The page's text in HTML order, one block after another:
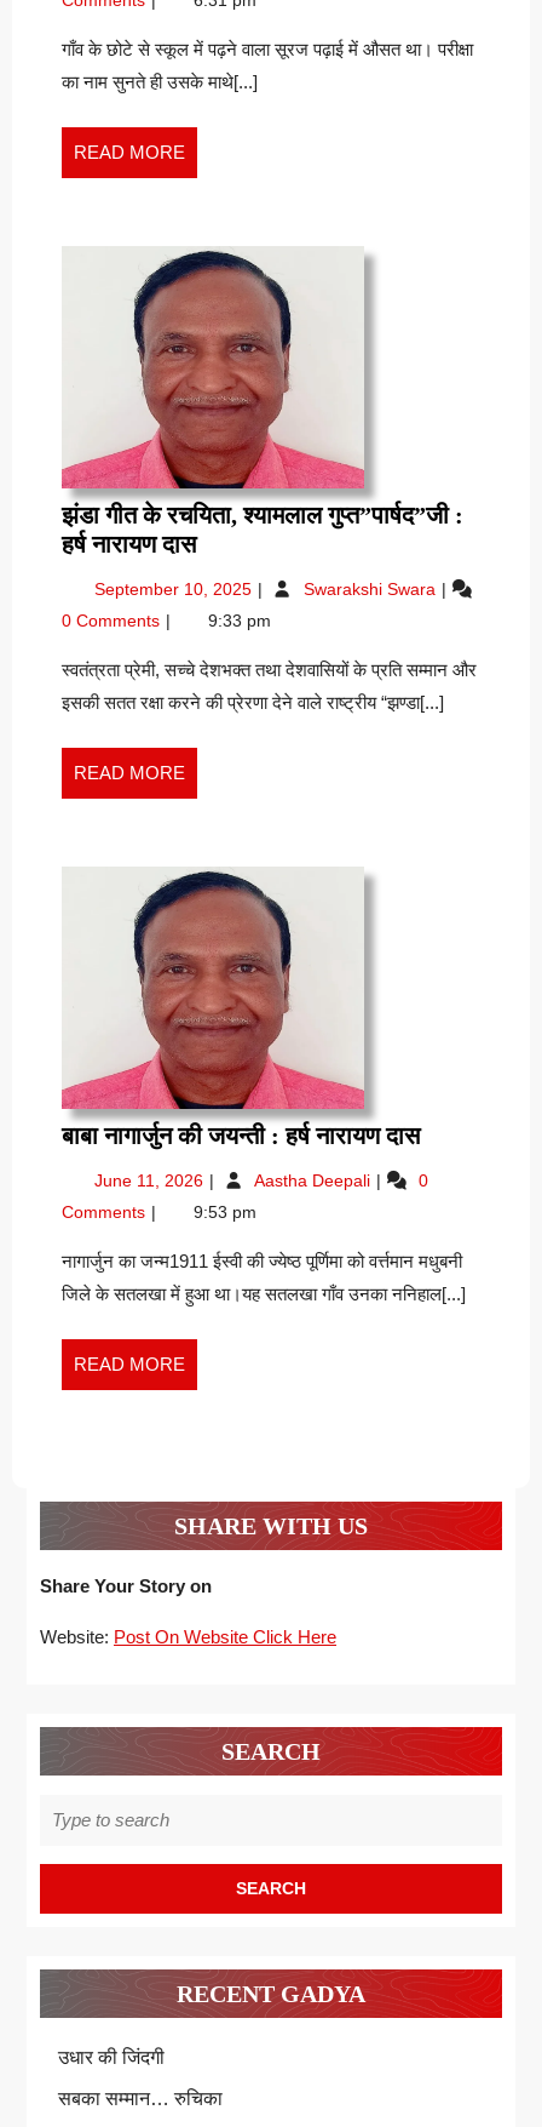
कुमार
गौरव
2025
सुरेश
गाँव के छोटे से स्कूल में पढ़ने वाला सूरज पढ़ाई में औसत था। परीक्षा
का नाम सुनते ही उसके माथे[...]
READ MORE
MORE
झंडा गीत के रचयिता, श्यामलाल गुप्त”पार्षद”जी :
हर्ष नारायण दासझंडा
के
रचयिता,
श्यामलाल
गुप्त”पार्षद”जी
:
हर्ष
दास
September 10, 2025 September
2025
Swarakshi Swara झंडा
रचयिता,
गुप्त”पार्षद”जी
0 Comments 9:33 pm
स्वतंत्रता प्रेमी, सच्चे देशभक्त तथा देशवासियों के प्रति सम्मान और
इसकी सतत रक्षा करने की प्रेरणा देने वाले राष्ट्रीय “झण्डा[...]
READ MORE
MORE
बाबा नागार्जुन की जयन्ती : हर्ष नारायण दासबाबा
की
:
हर्ष
नारायण
June 11, 2026 June
2026
Aastha Deepali बाबा
जयन्ती
हर्ष
0
Comments
9:53 pm
नागार्जुन का जन्म1911 ईस्वी की ज्येष्ठ पूर्णिमा को वर्त्तमान मधुबनी
जिले के सतलखा में हुआ था।यह सतलखा गाँव उनका ननिहाल[...]
READ MORE
MORE
SHARE WITH US
Share Your Story on
Website: Post On Website Click Here
SEARCH
for:
RECENT GADYA
उधार की जिंदगी
सबका सम्मान… रुचिका